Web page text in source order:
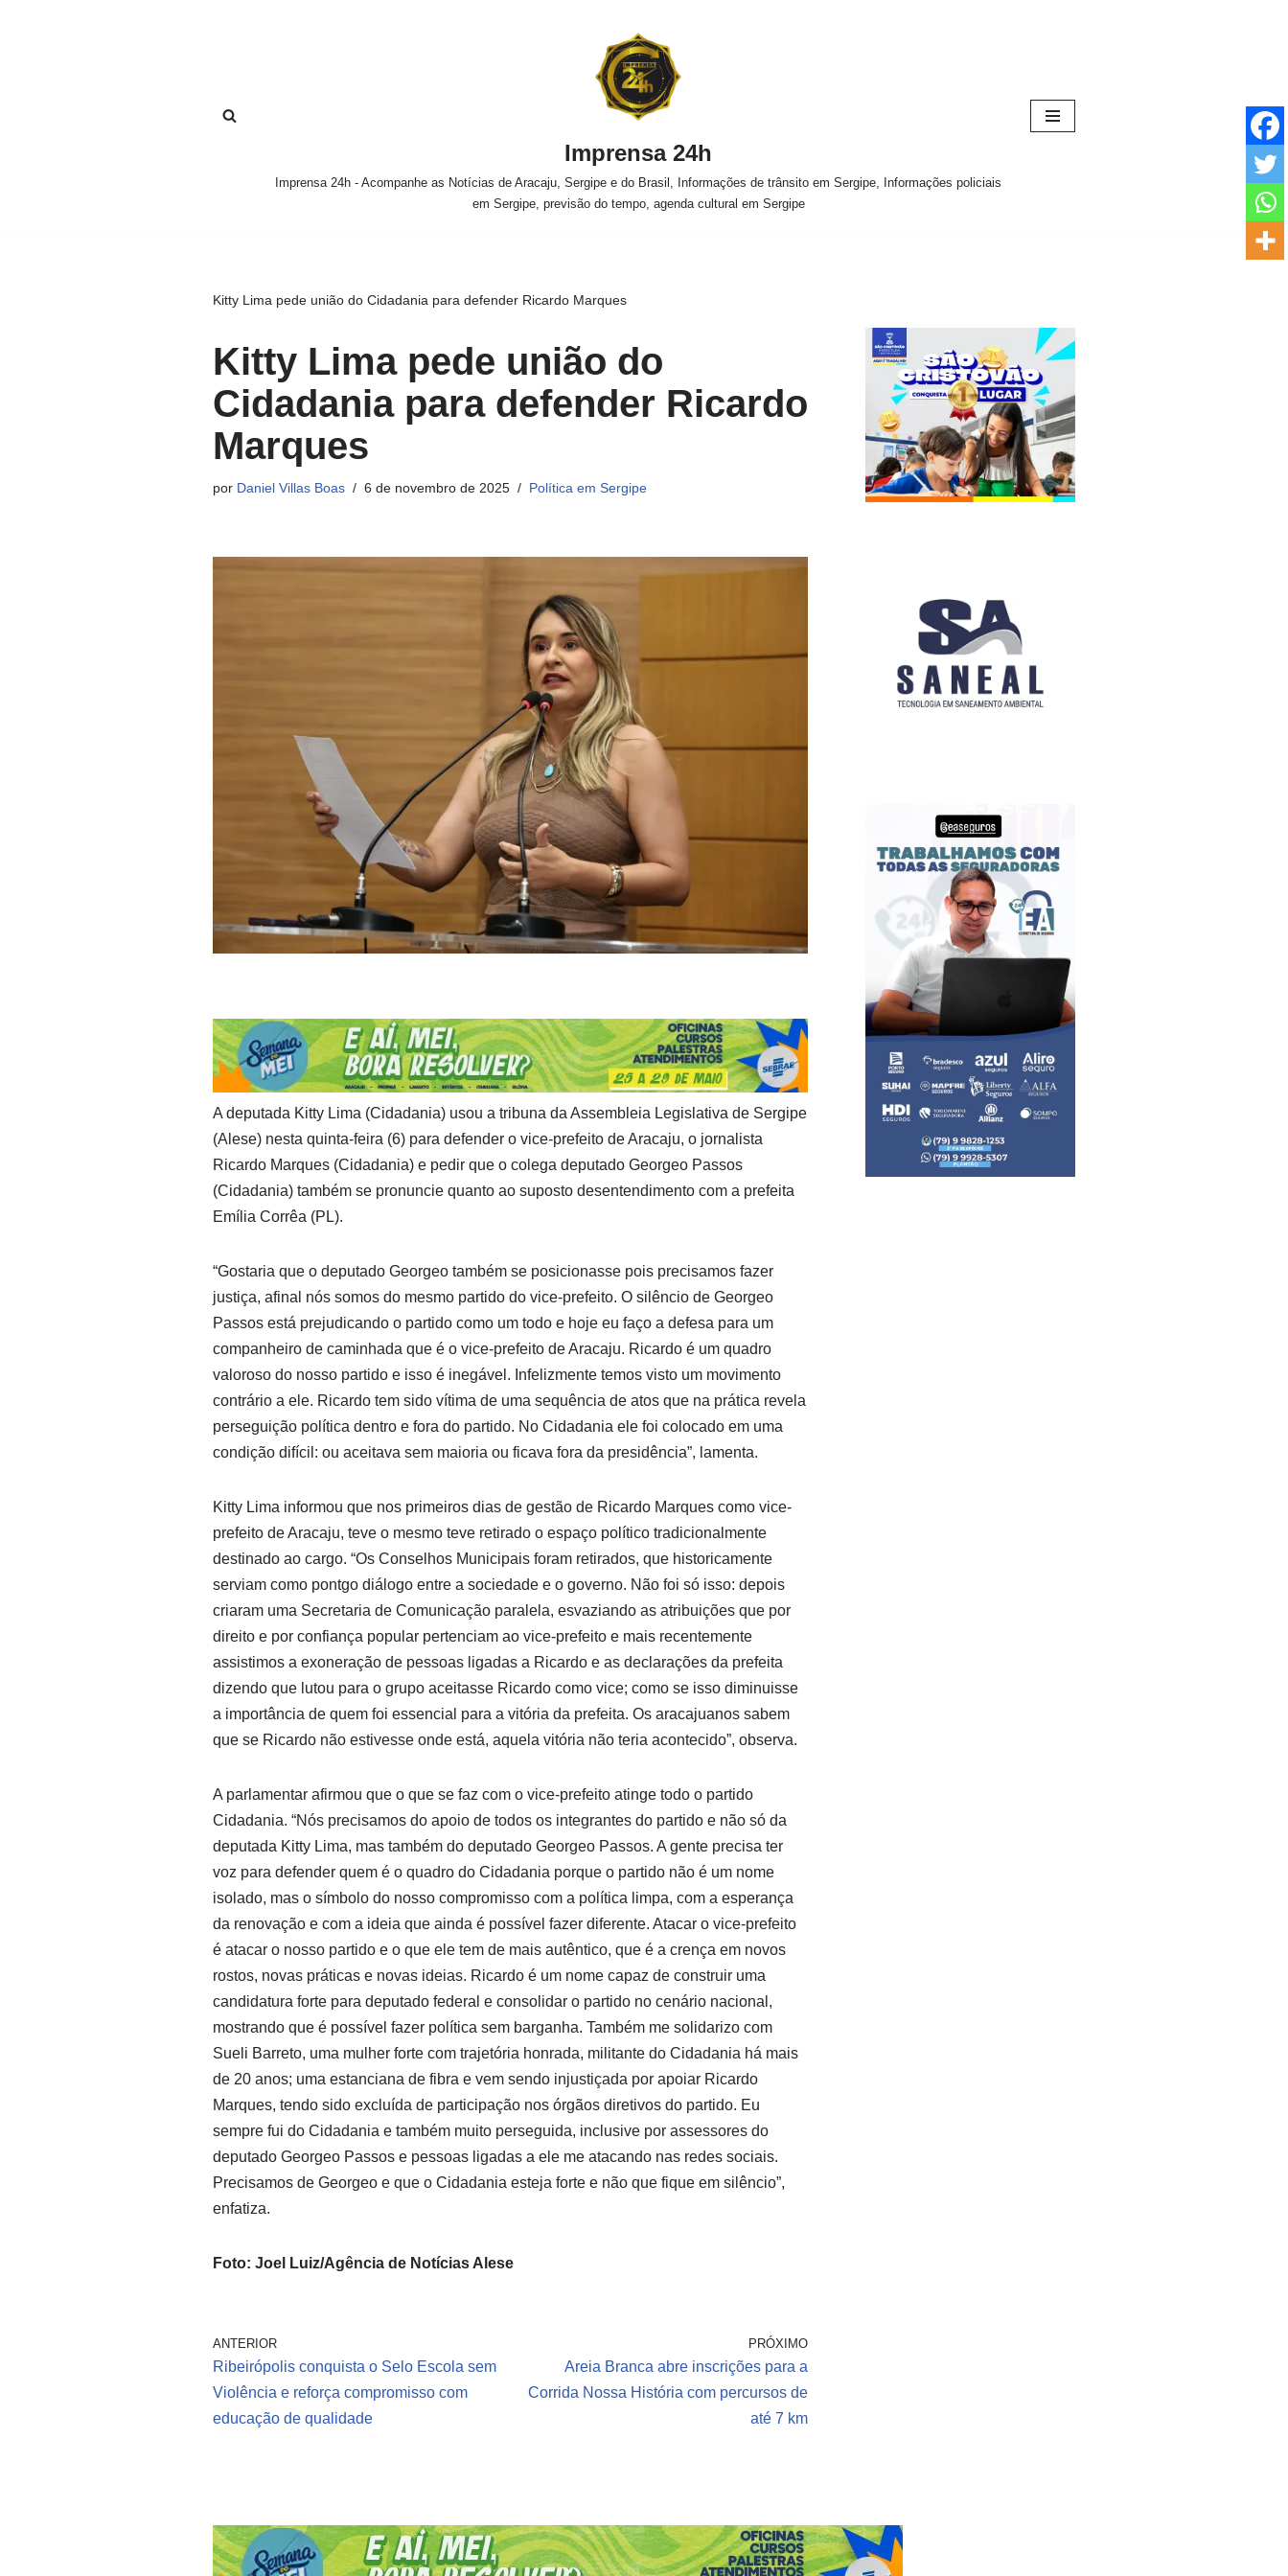
Imprensa 24h
Imprensa 24h - Acompanhe as Notícias de Aracaju, Sergipe e do Brasil, Informações de trânsito em Sergipe, Informações policiais
em Sergipe, previsão do tempo, agenda cultural em Sergipe
Kitty Lima pede união do Cidadania para defender Ricardo Marques
Kitty Lima pede união do
Cidadania para defender Ricardo
Marques
por Daniel Villas Boas 6 de novembro de 2025 Política em Sergipe
A deputada Kitty Lima (Cidadania) usou a tribuna da Assembleia Legislativa de Sergipe
(Alese) nesta quinta-feira (6) para defender o vice-prefeito de Aracaju, o jornalista
Ricardo Marques (Cidadania) e pedir que o colega deputado Georgeo Passos
(Cidadania) também se pronuncie quanto ao suposto desentendimento com a prefeita
Emília Corrêa (PL).
“Gostaria que o deputado Georgeo também se posicionasse pois precisamos fazer
justiça, afinal nós somos do mesmo partido do vice-prefeito. O silêncio de Georgeo
Passos está prejudicando o partido como um todo e hoje eu faço a defesa para um
companheiro de caminhada que é o vice-prefeito de Aracaju. Ricardo é um quadro
valoroso do nosso partido e isso é inegável. Infelizmente temos visto um movimento
contrário a ele. Ricardo tem sido vítima de uma sequência de atos que na prática revela
perseguição política dentro e fora do partido. No Cidadania ele foi colocado em uma
condição difícil: ou aceitava sem maioria ou ficava fora da presidência”, lamenta.
Kitty Lima informou que nos primeiros dias de gestão de Ricardo Marques como vice-
prefeito de Aracaju, teve o mesmo teve retirado o espaço político tradicionalmente
destinado ao cargo. “Os Conselhos Municipais foram retirados, que historicamente
serviam como pontgo diálogo entre a sociedade e o governo. Não foi só isso: depois
criaram uma Secretaria de Comunicação paralela, esvaziando as atribuições que por
direito e por confiança popular pertenciam ao vice-prefeito e mais recentemente
assistimos a exoneração de pessoas ligadas a Ricardo e as declarações da prefeita
dizendo que lutou para o grupo aceitasse Ricardo como vice; como se isso diminuisse
a importância de quem foi essencial para a vitória da prefeita. Os aracajuanos sabem
que se Ricardo não estivesse onde está, aquela vitória não teria acontecido”, observa.
A parlamentar afirmou que o que se faz com o vice-prefeito atinge todo o partido
Cidadania. “Nós precisamos do apoio de todos os integrantes do partido e não só da
deputada Kitty Lima, mas também do deputado Georgeo Passos. A gente precisa ter
voz para defender quem é o quadro do Cidadania porque o partido não é um nome
isolado, mas o símbolo do nosso compromisso com a política limpa, com a esperança
da renovação e com a ideia que ainda é possível fazer diferente. Atacar o vice-prefeito
é atacar o nosso partido e o que ele tem de mais autêntico, que é a crença em novos
rostos, novas práticas e novas ideias. Ricardo é um nome capaz de construir uma
candidatura forte para deputado federal e consolidar o partido no cenário nacional,
mostrando que é possível fazer política sem barganha. Também me solidarizo com
Sueli Barreto, uma mulher forte com trajetória honrada, militante do Cidadania há mais
de 20 anos; uma estanciana de fibra e vem sendo injustiçada por apoiar Ricardo
Marques, tendo sido excluída de participação nos órgãos diretivos do partido. Eu
sempre fui do Cidadania e também muito perseguida, inclusive por assessores do
deputado Georgeo Passos e pessoas ligadas a ele me atacando nas redes sociais.
Precisamos de Georgeo e que o Cidadania esteja forte e não que fique em silêncio”,
enfatiza.
Foto: Joel Luiz/Agência de Notícias Alese
ANTERIOR
Ribeirópolis conquista o Selo Escola sem
Violência e reforça compromisso com
educação de qualidade
PRÓXIMO
Areia Branca abre inscrições para a
Corrida Nossa História com percursos de
até 7 km